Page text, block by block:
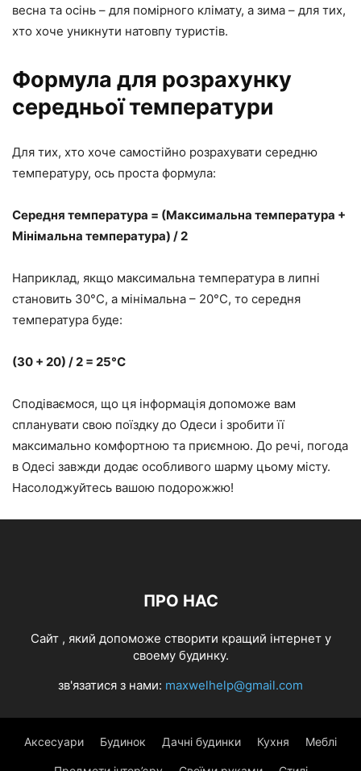
весна та осінь – для помірного клімату, а зима – для тих,
хто хоче уникнути натовпу туристів.
Формула для розрахунку
середньої температури
Для тих, хто хоче самостійно розрахувати середню
температуру, ось проста формула:
Середня температура = (Максимальна температура +
Мінімальна температура) / 2
Наприклад, якщо максимальна температура в липні
становить 30°C, а мінімальна – 20°C, то середня
температура буде:
(30 + 20) / 2 = 25°C
Сподіваємося, що ця інформація допоможе вам
спланувати свою поїздку до Одеси і зробити її
максимально комфортною та приємною. До речі, погода
в Одесі завжди додає особливого шарму цьому місту.
Насолоджуйтесь вашою подорожжю!
ПРО НАС
Cайт , який допоможе створити кращий інтернет у
своему будинку.
зв'язатися з нами: maxwelhelp@gmail.com
Аксесуари Будинок Дачні будинки Кухня Меблі